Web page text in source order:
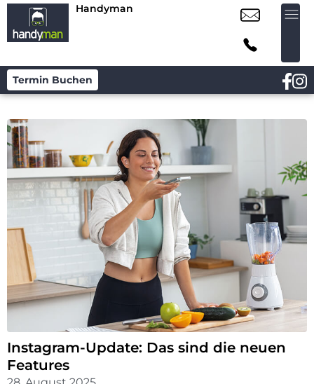
Handyman
Termin Buchen
Instagram-Update: Das sind die neuen
Features